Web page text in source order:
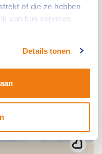
of die ze hebben
van hun services.
Details tonen
Nederweert